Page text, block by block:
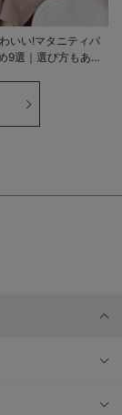
いい!マタニティパ
9選｜選び方もあわ